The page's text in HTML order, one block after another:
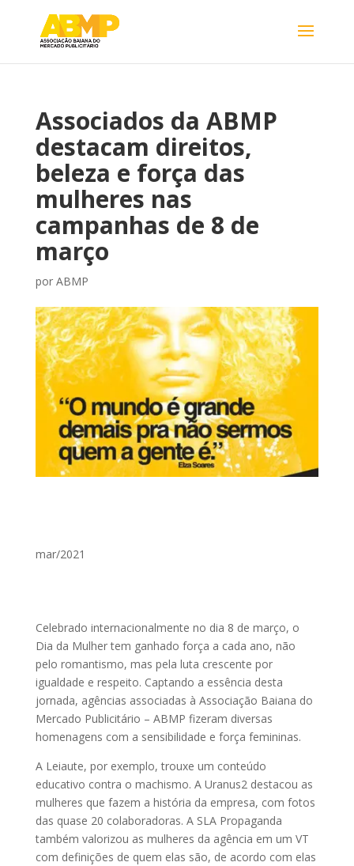
Associados da ABMP
destacam direitos,
beleza e força das
mulheres nas
campanhas de 8 de
março
por ABMP
mar/2021
Celebrado internacionalmente no dia 8 de março, o
Dia da Mulher tem ganhado força a cada ano, não
pelo romantismo, mas pela luta crescente por
igualdade e respeito. Captando a essência desta
jornada, agências associadas à Associação Baiana do
Mercado Publicitário – ABMP fizeram diversas
homenagens com a sensibilidade e força femininas.
A Leiaute, por exemplo, trouxe um conteúdo
educativo contra o machismo. A Uranus2 destacou as
mulheres que fazem a história da empresa, com fotos
das quase 20 colaboradoras. A SLA Propaganda
também valorizou as mulheres da agência em um VT
com definições de quem elas são, de acordo com elas